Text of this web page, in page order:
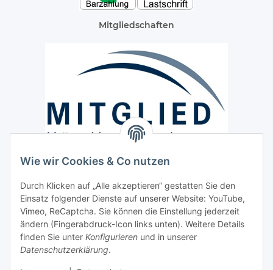
Wie wir Cookies & Co nutzen
Durch Klicken auf „Alle akzeptieren“ gestatten Sie den
Einsatz folgender Dienste auf unserer Website: YouTube,
Vimeo, ReCaptcha. Sie können die Einstellung jederzeit
ändern (Fingerabdruck-Icon links unten). Weitere Details
finden Sie unter Konfigurieren und in unserer
Datenschutzerklärung.
Mitgliedschaften
Paketdienst und Spedition
Regionaler Lieferservice im Umkreis von ca. 60 Km
Sicherheit